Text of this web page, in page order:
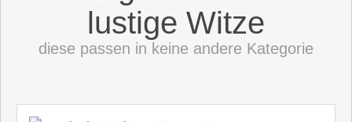
lustige Witze
diese passen in keine andere Kategorie